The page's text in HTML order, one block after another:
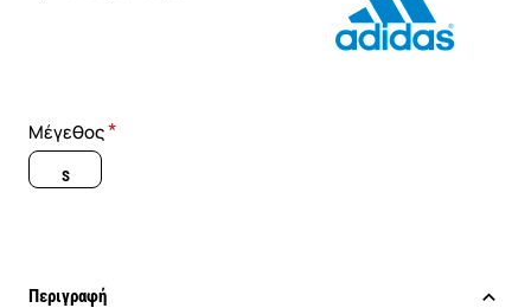
Μέγεθος
S
Περιγραφή